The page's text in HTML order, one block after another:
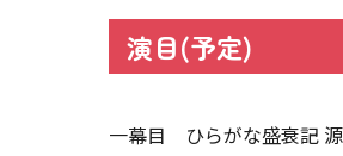
演目(予定)
一幕目 ひらがな盛衰記 源